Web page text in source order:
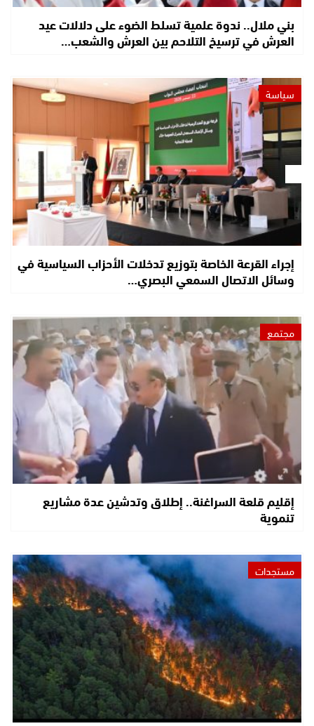
بني ملال.. ندوة علمية تسلط الضوء على دلالات عيد
العرش في ترسيخ التلاحم بين العرش والشعب…
سياسة
إجراء القرعة الخاصة بتوزيع تدخلات الأحزاب السياسية في
وسائل الاتصال السمعي البصري…
مجتمع
إقليم قلعة السراغنة.. إطلاق وتدشين عدة مشاريع
تنموية
مستجدات